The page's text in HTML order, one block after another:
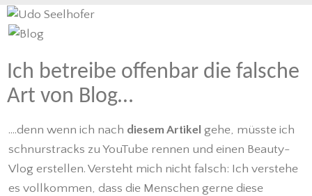
Ich betreibe offenbar die falsche
Art von Blog…
....denn wenn ich nach diesem Artikelgehe, müsste ich
schnurstracks zu YouTube rennen und einen Beauty-
Vlog erstellen. Versteht mich nicht falsch: Ich verstehe
es vollkommen, dass die Menschen gerne diese